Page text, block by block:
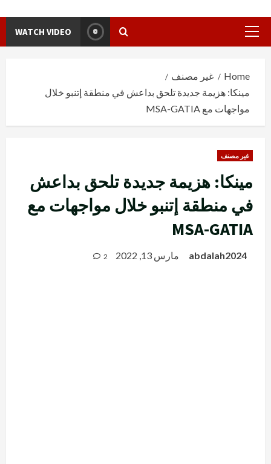
Primary
WATCH VIDEO
Home
غير مصنف
مينكا: هزيمة جديدة تلحق بداعش في منطقة إتنبو خلال
مواجهات مع MSA-GATIA
غير مصنف
مينكا: هزيمة جديدة تلحق بداعش
في منطقة إتنبو خلال مواجهات مع
MSA-GATIA
abdalah2024 مارس 13, 2022 2